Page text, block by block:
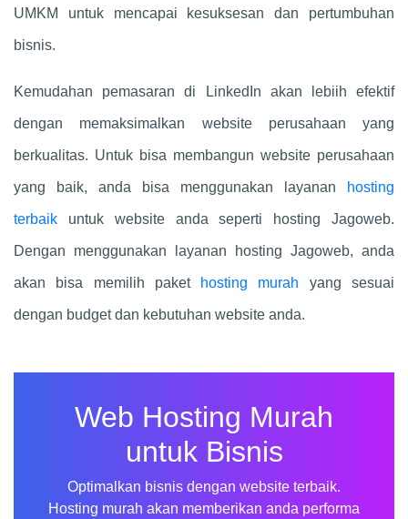
UMKM untuk mencapai kesuksesan dan pertumbuhan
bisnis.
Kemudahan pemasaran di LinkedIn akan lebiih efektif
dengan memaksimalkan website perusahaan yang
berkualitas. Untuk bisa membangun website perusahaan
yang baik, anda bisa menggunakan layanan hosting
terbaik untuk website anda seperti hosting Jagoweb.
Dengan menggunakan layanan hosting Jagoweb, anda
akan bisa memilih paket hosting murah yang sesuai
dengan budget dan kebutuhan website anda.
Web Hosting Murah
untuk Bisnis
Optimalkan bisnis dengan website terbaik.
Hosting murah akan memberikan anda performa